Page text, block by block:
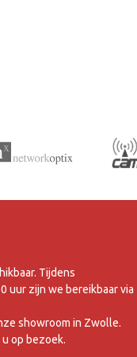
Tijdens
uur zijn we bereikbaar via
showroom in Zwolle.
op bezoek.